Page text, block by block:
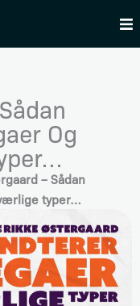
Og
– Sådan
typer…